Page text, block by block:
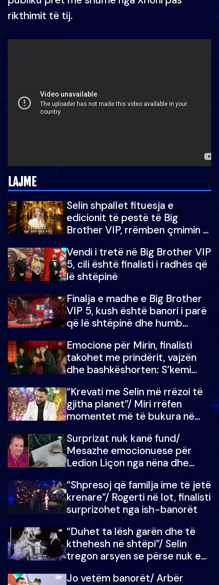
rikthimit të tij.
LAJME
Selin shpallet fituesja e
edicionit të pestë të Big
Brother VIP, rrëmben çmimin e
Vendi i tretë në Big Brother VIP
5, cili është finalisti i radhës që
lë shtëpinë
Finalja e madhe e Big Brother
VIP 5, kush është banori i parë
që lë shtëpinë dhe humb
çmimin e madh
Emocione për Mirin, finalisti
takohet me prindërit, vajzën
dhe bashkëshorten: S’kemi
“Krevati me Selin më rrëzoi të
gjitha planet”/ Miri rrëfen
momentet më të bukura në
mungojë zilja e mëngjesit kur…
Surprizat nuk kanë fund/
Mesazhe emocionuese për
Ledion Liçon nga nëna dhe
mban dot lotët: Nuk meritoj…
“Shpresoj që familja ime të jetë
krenare”/ Rogerti në lot, finalisti
surprizohet nga ish-banorët
“Duhet ta lësh garën dhe të
kthehesh në shtëpi”/ Selin
tregon arsyen se përse nuk e
çoja luftën time deri në fund
Jo vetëm banorët/ Arbër